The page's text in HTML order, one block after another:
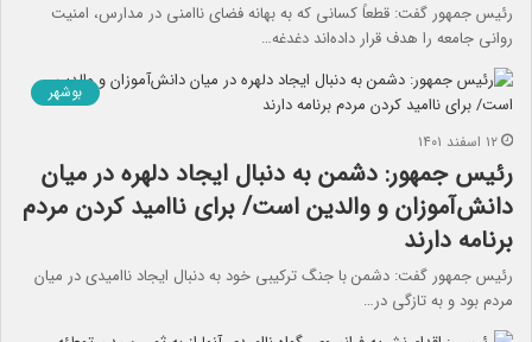
رئیس جمهور گفت: قطعاً کسانی که به بهانه فضای ناامنی در مدارس، امنیت
روانی جامعه را هدف قرار داده‌اند دغدغه…
بوشهر
۱۲ اسفند ۱۴۰۱
رئیس جمهور: دشمن به دنبال ایجاد دلهره در میان
دانش‌آموزان و والدین است/ برای ناامید کردن مردم
برنامه دارند
رئیس جمهور گفت: دشمن با جنگ ترکیبی خود به دنبال ایجاد ناامیدی در میان
مردم بود و به تازگی در…